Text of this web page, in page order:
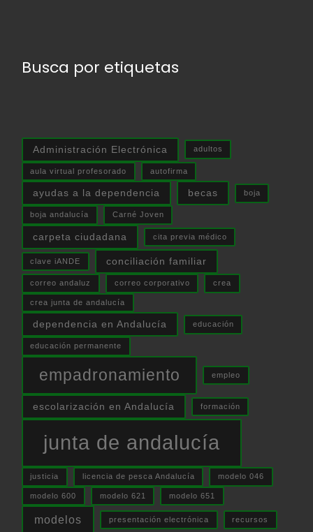
Busca por etiquetas
Administración Electrónica adultos
aula virtual profesorado autofirma
ayudas a la dependencia becas boja
boja andalucía Carné Joven
carpeta ciudadana cita previa médico
clave iANDE conciliación familiar
correo andaluz correo corporativo crea
crea junta de andalucía
dependencia en Andalucía educación
educación permanente
empadronamiento empleo
escolarización en Andalucía formación
junta de andalucía
justicia licencia de pesca Andalucía modelo 046
modelo 600 modelo 621 modelo 651
modelos presentación electrónica recursos